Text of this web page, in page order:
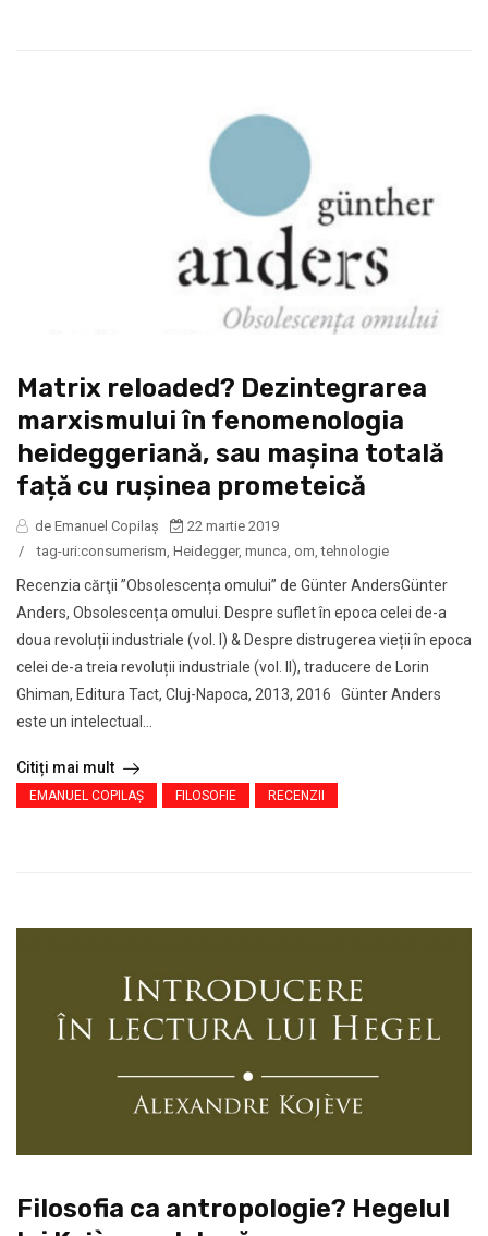
Matrix reloaded? Dezintegrarea
marxismului în fenomenologia
heideggeriană, sau mașina totală
față cu rușinea prometeică
de Emanuel Copilaș
22 martie 2019
/
tag-uri:consumerism Heidegger, munca om ,tehnologie
Recenzia cărţii ”Obsolescența omului” de Günter AndersGünter
Anders, Obsolescența omului. Despre suflet în epoca celei de-a
doua revoluții industriale (vol. I) & Despre distrugerea vieții în epoca
celei de-a treia revoluții industriale (vol. II), traducere de Lorin
Ghiman, Editura Tact, Cluj-Napoca, 2013, 2016 Günter Anders
este un intelectual...
Citiți mai mult
EMANUEL COPILAȘ FILOSOFIE RECENZII
Filosofia ca antropologie? Hegelul